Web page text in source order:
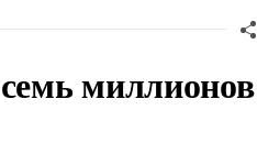
миллионов